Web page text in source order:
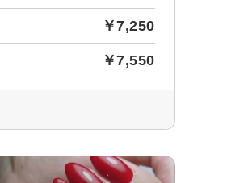
￥7,250
￥7,550